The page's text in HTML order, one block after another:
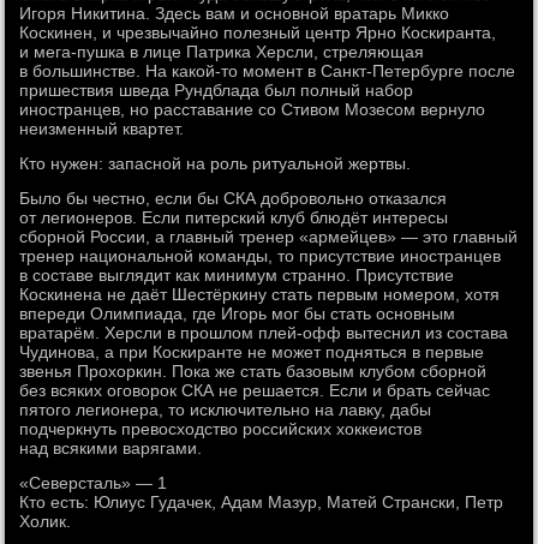
Игоря Никитина. Здесь вам и основной вратарь Микко
Коскинен, и чрезвычайно полезный центр Ярно Коскиранта,
и мега-пушка в лице Патрика Херсли, стреляющая
в большинстве. На какой-то момент в Санкт-Петербурге после
пришествия шведа Рундблада был полный набор
иностранцев, но расставание со Стивом Мозесом вернуло
неизменный квартет.
Кто нужен: запасной на роль ритуальной жертвы.
Было бы честно, если бы СКА добровольно отказался
от легионеров. Если питерский клуб блюдёт интересы
сборной России, а главный тренер «армейцев» — это главный
тренер национальной команды, то присутствие иностранцев
в составе выглядит как минимум странно. Присутствие
Коскинена не даёт Шестёркину стать первым номером, хотя
впереди Олимпиада, где Игорь мог бы стать основным
вратарём. Херсли в прошлом плей-офф вытеснил из состава
Чудинова, а при Коскиранте не может подняться в первые
звенья Прохоркин. Пока же стать базовым клубом сборной
без всяких оговорок СКА не решается. Если и брать сейчас
пятого легионера, то исключительно на лавку, дабы
подчеркнуть превосходство российских хоккеистов
над всякими варягами.
«Северсталь» — 1
Кто есть: Юлиус Гудачек, Адам Мазур, Матей Странски, Петр
Холик.